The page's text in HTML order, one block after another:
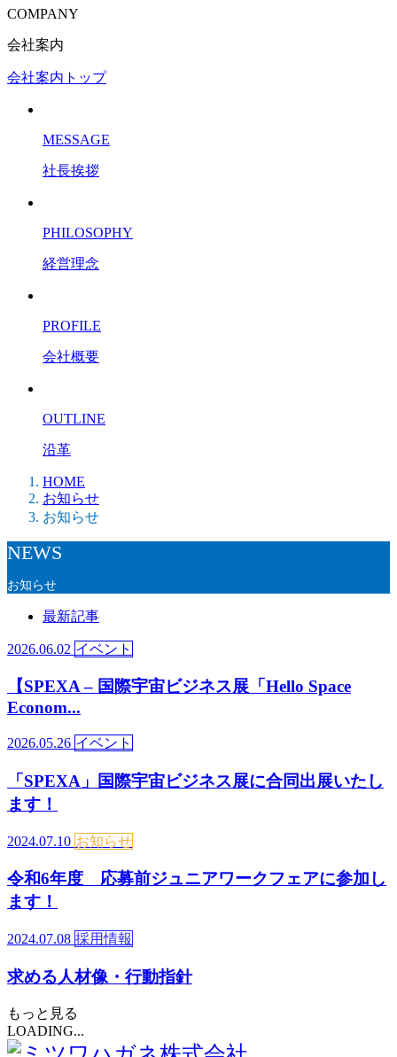
COMPANY
会社案内
会社案内トップ
MESSAGE
社長挨拶
PHILOSOPHY
経営理念
PROFILE
会社概要
OUTLINE
沿革
HOME
お知らせ
お知らせ
NEWS
お知らせ
最新記事
2026.06.02 イベント
【SPEXA – 国際宇宙ビジネス展「Hello Space
Econom...
2026.05.26 イベント
「SPEXA」国際宇宙ビジネス展に合同出展いたし
ます！
2024.07.10 お知らせ
令和6年度 応募前ジュニアワークフェアに参加し
ます！
2024.07.08 採用情報
求める人材像・行動指針
もっと見る
LOADING...